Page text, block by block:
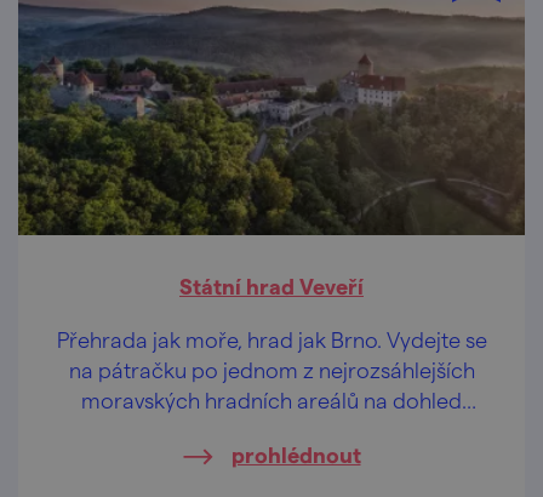
Státní hrad Veveří
Přehrada jak moře, hrad jak Brno. Vydejte se
na pátračku po jednom z nejrozsáhlejších
moravských hradních areálů na dohled
prohlédnout